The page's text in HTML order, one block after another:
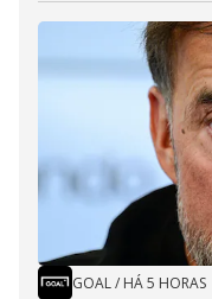
GOAL/ HÁ 5 HORAS